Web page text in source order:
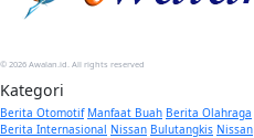
© 2026 Awalan.id. All rights reserved
Kategori
Berita Otomotif Manfaat Buah Berita Olahraga
Berita Internasional Nissan Bulutangkis Nissan